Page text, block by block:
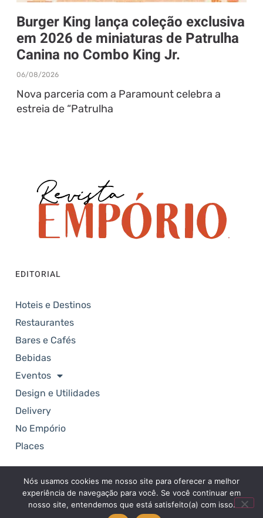
Burger King lança coleção exclusiva
em 2026 de miniaturas de Patrulha
Canina no Combo King Jr.
06/08/2026
Nova parceria com a Paramount celebra a
estreia de “Patrulha
EDITORIAL
Hoteis e Destinos
Restaurantes
Bares e Cafés
Bebidas
Eventos
Design e Utilidades
Delivery
No Empório
Places
Copyright © 2025. Revista Empório. Todos os
direitos reservados.
Nós usamos cookies me nosso site para oferecer a melhor
experiência de navegação para você. Se você continuar em
nosso site, entendemos que está satisfeito(a) com isso.